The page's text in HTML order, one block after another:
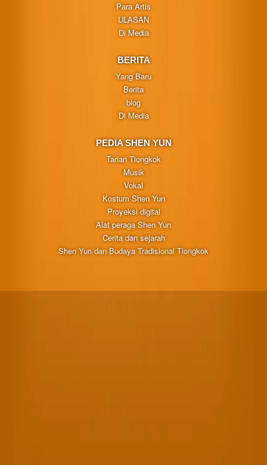
Para Artis
ULASAN
Di Media
BERITA
Yang Baru
Berita
blog
Di Media
PEDIA SHEN YUN
Tarian Tiongkok
Musik
Vokal
Kostum Shen Yun
Proyeksi digital
Alat peraga Shen Yun
Cerita dan sejarah
Shen Yun dan Budaya Tradisional Tiongkok